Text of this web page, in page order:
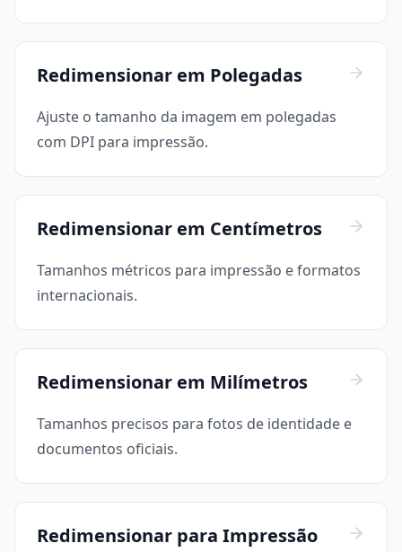
Redimensionar em Polegadas
Ajuste o tamanho da imagem em polegadas
com DPI para impressão.
Redimensionar em Centímetros
Tamanhos métricos para impressão e formatos
internacionais.
Redimensionar em Milímetros
Tamanhos precisos para fotos de identidade e
documentos oficiais.
Redimensionar para Impressão